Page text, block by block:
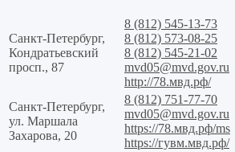
Санкт-Петербург,
Кондратьевский
просп., 87
8 (812) 545-13-73
8 (812) 573-08-25
8 (812) 545-21-02
mvd05@mvd.gov.ru
http://78.мвд.рф/
Санкт-Петербург,
ул. Маршала
Захарова, 20
8 (812) 751-77-70
mvd05@mvd.gov.ru
https://78.мвд.рф/ms
https://гувм.мвд.рф/